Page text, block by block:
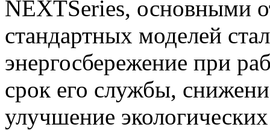
NEXTSeries, основными
стандартных моделей
энергосбережение при
срок его службы,
улучшение